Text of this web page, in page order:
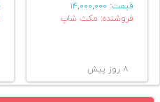
قیمت: ۱۴,۰۰۰,۰۰۰
فروشنده: مکث شاپ
۸ روز پیش